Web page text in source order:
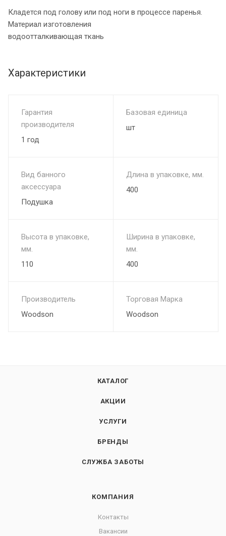
Кладется под голову или под ноги в процессе паренья.
Материал изготовления
водоотталкивающая ткань
Характеристики
Гарантия
производителя
1 год
Базовая единица
шт
Вид банного
аксессуара
Подушка
Длина в упаковке, мм.
400
Высота в упаковке,
мм.
110
Ширина в упаковке,
мм.
400
Производитель
Woodson
Торговая Марка
Woodson
КАТАЛОГ
АКЦИИ
УСЛУГИ
БРЕНДЫ
СЛУЖБА ЗАБОТЫ
КОМПАНИЯ
Контакты
Вакансии